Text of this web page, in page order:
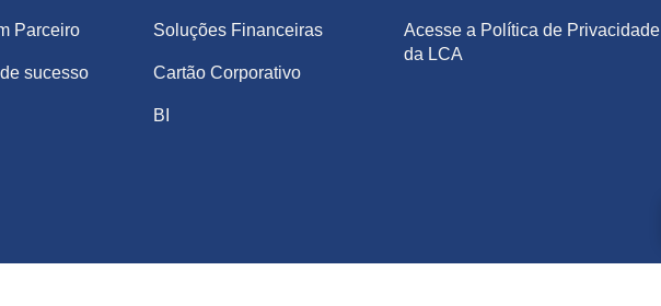
Parceiro
sucesso
Soluções Financeiras
Cartão Corporativo
BI
Acesse a Política de Privacidade
da LCA